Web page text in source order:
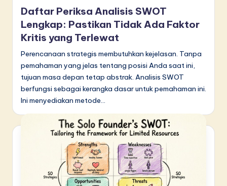
Daftar Periksa Analisis SWOT
Lengkap: Pastikan Tidak Ada Faktor
Kritis yang Terlewat
Perencanaan strategis membutuhkan kejelasan. Tanpa
pemahaman yang jelas tentang posisi Anda saat ini,
tujuan masa depan tetap abstrak. Analisis SWOT
berfungsi sebagai kerangka dasar untuk pemahaman ini.
Ini menyediakan metode…